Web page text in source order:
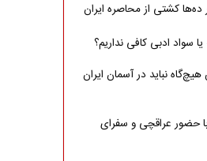
ده‌ها کشتی از محاصره ایران
سواد ادبی کافی نداریم؟
نباید در آسمان ایران
حضور عراقچی و سفرای